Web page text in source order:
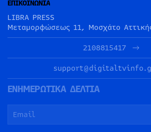
ΕΠΙΚΟΙΝΩΝΙΑ
LIBRA PRESS
Μεταμορφώσεως 11, Μοσχάτο
2108815417
ΕΝΗΜΕΡΩΤΙΚΑ ΔΕΛΤΙΑ